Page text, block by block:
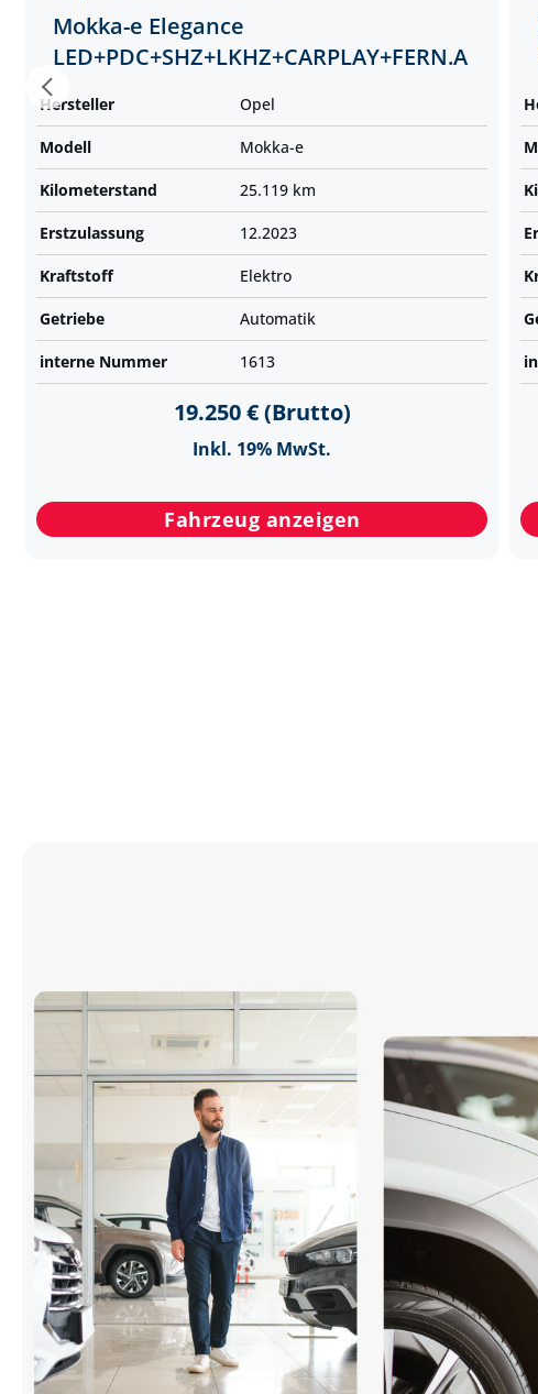
Mokka-e Elegance
LED+PDC+SHZ+LKHZ+CARPLAY+FERN.A
Hersteller Opel
Modell Mokka-e
Kilometer­stand 25.119 km
Erst­zulassung 12.2023
Kraftstoff Elektro
Getriebe Automatik
interne Nummer 1613
19.250 € (Brutto)
Inkl. 19% MwSt.
Fahrzeug anzeigen